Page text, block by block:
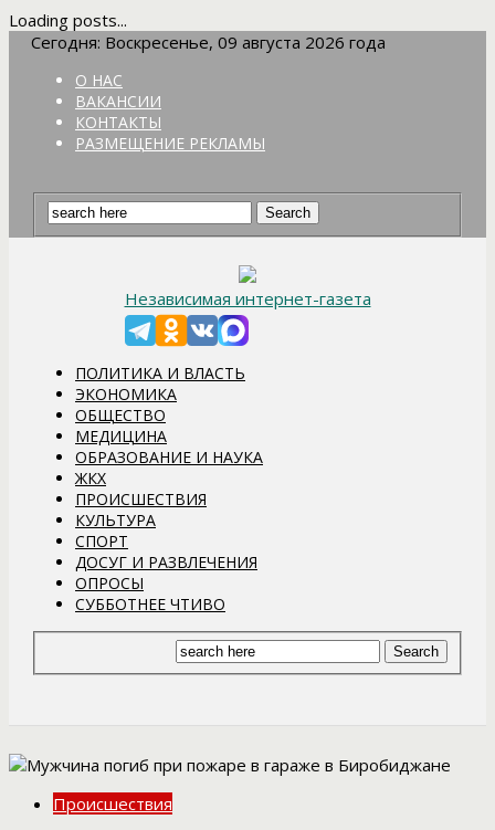
Loading posts...
Сегодня: Воскресенье, 09 августа 2026 года
О НАС
ВАКАНСИИ
КОНТАКТЫ
РАЗМЕЩЕНИЕ РЕКЛАМЫ
Независимая интернет-газета
ПОЛИТИКА И ВЛАСТЬ
ЭКОНОМИКА
ОБЩЕСТВО
МЕДИЦИНА
ОБРАЗОВАНИЕ И НАУКА
ЖКХ
ПРОИСШЕСТВИЯ
КУЛЬТУРА
СПОРТ
ДОСУГ И РАЗВЛЕЧЕНИЯ
ОПРОСЫ
СУББОТНЕЕ ЧТИВО
Происшествия